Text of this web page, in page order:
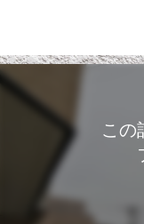
この